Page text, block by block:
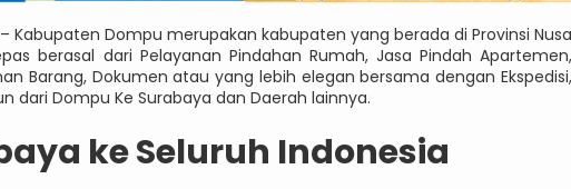
– Kabupaten Dompu merupakan kabupaten yang berada di Provinsi Nusa
berasal dari Pelayanan Pindahan Rumah, Jasa Pindah Apartemen,
Barang, Dokumen atau yang lebih elegan bersama dengan Ekspedisi,
dari Dompu Ke Surabaya dan Daerah lainnya.
ke Seluruh Indonesia